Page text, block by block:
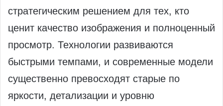
стратегическим решением для тех, кто
ценит качество изображения и полноценный
просмотр. Технологии развиваются
быстрыми темпами, и современные модели
существенно превосходят старые по
яркости, детализации и уровню